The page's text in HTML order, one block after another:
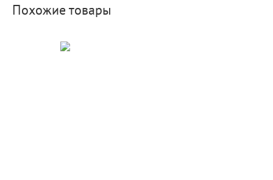
Похожие товары